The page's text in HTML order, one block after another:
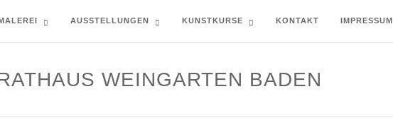
AUSSTELLUNGEN KUNSTKURSE KONTAKT IMPRESSUM
WEINGARTEN BADEN